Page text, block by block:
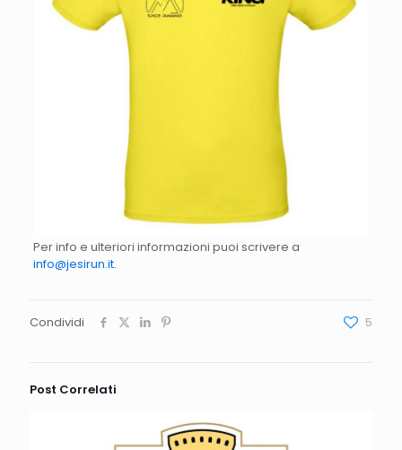
Per info e ulteriori informazioni puoi scrivere a
info@jesirun.it.
Condividi 5
Post Correlati